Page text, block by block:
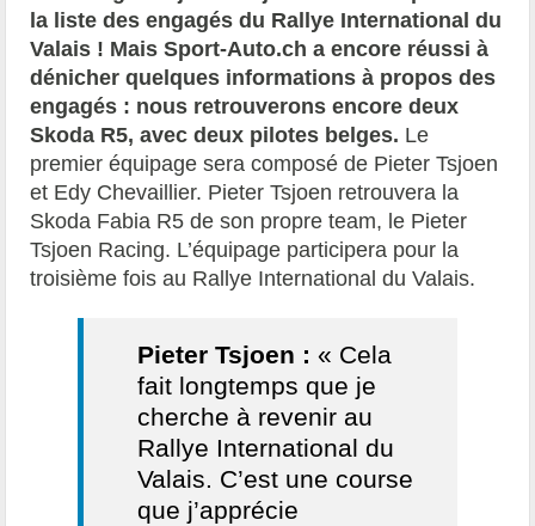
la liste des engagés du Rallye International du
Valais ! Mais Sport-Auto.ch a encore réussi à
dénicher quelques informations à propos des
engagés : nous retrouverons encore deux
Skoda R5, avec deux pilotes belges. Le
premier équipage sera composé de Pieter Tsjoen
et Edy Chevaillier. Pieter Tsjoen retrouvera la
Skoda Fabia R5 de son propre team, le Pieter
Tsjoen Racing. L’équipage participera pour la
troisième fois au Rallye International du Valais.
Pieter Tsjoen :« Cela
fait longtemps que je
cherche à revenir au
Rallye International du
Valais. C’est une course
que j’apprécie